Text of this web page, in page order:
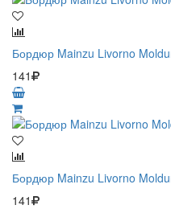
Бордюр Mainzu Livorno
141
Бордюр Mainzu Livorno
141